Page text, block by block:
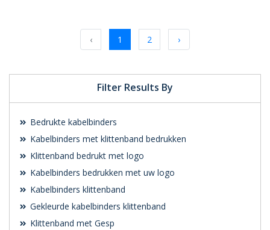
Filter Results By
Bedrukte kabelbinders
Kabelbinders met klittenband bedrukken
Klittenband bedrukt met logo
Kabelbinders bedrukken met uw logo
Kabelbinders klittenband
Gekleurde kabelbinders klittenband
Klittenband met Gesp
‹
1 2 ›